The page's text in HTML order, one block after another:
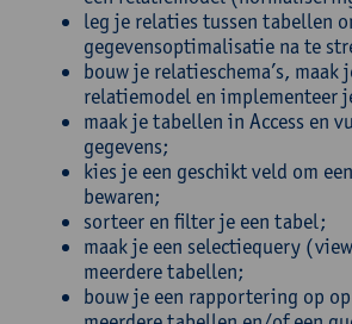
leg je relaties tussen tabellen
gegevensoptimalisatie na te
bouw je relatieschema’s, maak
relatiemodel en implementeer
maak je tabellen in Access en
gegevens;
kies je een geschikt veld om
bewaren;
sorteer en filter je een tabel;
maak je een selectiequery
meerdere tabellen;
bouw je een rapportering op